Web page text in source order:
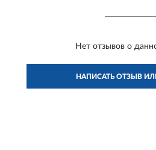
Нет отзывов о
НАПИСАТЬ ОТЗЫВ